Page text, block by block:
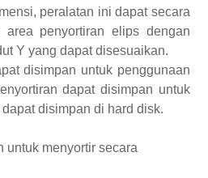
peralatan ini dapat secara
area penyortiran elips dengan
Y yang dapat disesuaikan.
disimpan untuk penggunaan
dapat disimpan untuk
disimpan di hard disk.
untuk menyortir secara